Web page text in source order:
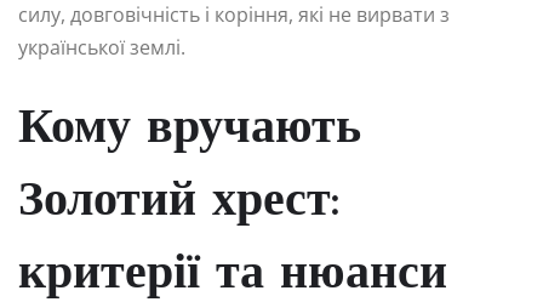
силу, довговічність і коріння, які не вирвати з
української землі.
Кому вручають
Золотий хрест:
критерії та нюанси